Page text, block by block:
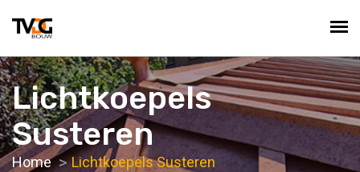
Lichtkoepels
Susteren
Home Lichtkoepels Susteren